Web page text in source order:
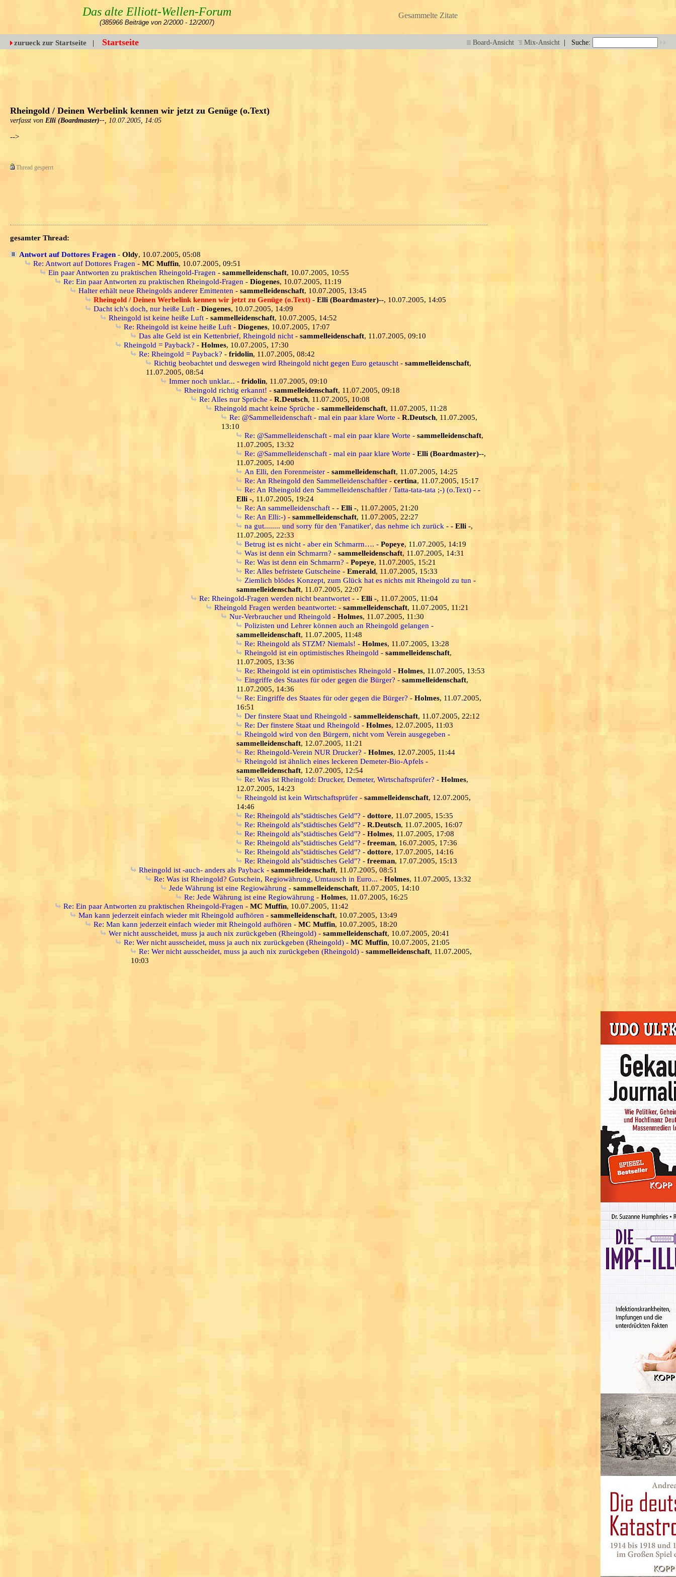
Das alte Elliott-Wellen-Forum
(385966 Beiträge von 2/2000 - 12/2007)
Gesammelte Zitate
zurueck zur Startseite | Startseite Board-Ansicht Mix-Ansicht | Suche:
Rheingold / Deinen Werbelink kennen wir jetzt zu Genüge (o.Text)
verfasst von Elli (Boardmaster)--, 10.07.2005, 14:05
-->
Thread gesperrt
gesamter Thread:
Antwort auf Dottores Fragen - Oldy, 10.07.2005, 05:08
Re: Antwort auf Dottores Fragen - MC Muffin, 10.07.2005, 09:51
Ein paar Antworten zu praktischen Rheingold-Fragen - sammelleidenschaft, 10.07.2005, 10:55
Re: Ein paar Antworten zu praktischen Rheingold-Fragen - Diogenes, 10.07.2005, 11:19
Halter erhält neue Rheingolds anderer Emittenten - sammelleidenschaft, 10.07.2005, 13:45
Rheingold / Deinen Werbelink kennen wir jetzt zu Genüge (o.Text) - Elli (Boardmaster)--, 10.07.2005, 14:05
Dacht ich's doch, nur heiße Luft - Diogenes, 10.07.2005, 14:09
Rheingold ist keine heiße Luft - sammelleidenschaft, 10.07.2005, 14:52
Re: Rheingold ist keine heiße Luft - Diogenes, 10.07.2005, 17:07
Das alte Geld ist ein Kettenbrief, Rheingold nicht - sammelleidenschaft, 11.07.2005, 09:10
Rheingold = Payback? - Holmes, 10.07.2005, 17:30
Re: Rheingold = Payback? - fridolin, 11.07.2005, 08:42
Richtig beobachtet und deswegen wird Rheingold nicht gegen Euro getauscht - sammelleidenschaft,
11.07.2005, 08:54
Immer noch unklar... - fridolin, 11.07.2005, 09:10
Rheingold richtig erkannt! - sammelleidenschaft, 11.07.2005, 09:18
Re: Alles nur Sprüche - R.Deutsch, 11.07.2005, 10:08
Rheingold macht keine Sprüche - sammelleidenschaft, 11.07.2005, 11:28
Re: @Sammelleidenschaft - mal ein paar klare Worte - R.Deutsch, 11.07.2005,
13:10
Re: @Sammelleidenschaft - mal ein paar klare Worte - sammelleidenschaft,
11.07.2005, 13:32
Re: @Sammelleidenschaft - mal ein paar klare Worte - Elli (Boardmaster)--,
11.07.2005, 14:00
An Elli, den Forenmeister - sammelleidenschaft, 11.07.2005, 14:25
Re: An Rheingold den Sammelleidenschaftler - certina, 11.07.2005, 15:17
Re: An Rheingold den Sammelleidenschaftler / Tatta-tata-tata ;-) (o.Text) - -
Elli -, 11.07.2005, 19:24
Re: An sammelleidenschaft - - Elli -, 11.07.2005, 21:20
Re: An Elli:-) - sammelleidenschaft, 11.07.2005, 22:27
na gut........ und sorry für den 'Fanatiker', das nehme ich zurück - - Elli -,
11.07.2005, 22:33
Betrug ist es nicht - aber ein Schmarrn…. - Popeye, 11.07.2005, 14:19
Was ist denn ein Schmarrn? - sammelleidenschaft, 11.07.2005, 14:31
Re: Was ist denn ein Schmarrn? - Popeye, 11.07.2005, 15:21
Re: Alles befristete Gutscheine - Emerald, 11.07.2005, 15:33
Ziemlich blödes Konzept, zum Glück hat es nichts mit Rheingold zu tun -
sammelleidenschaft, 11.07.2005, 22:07
Re: Rheingold-Fragen werden nicht beantwortet - - Elli -, 11.07.2005, 11:04
Rheingold Fragen werden beantwortet: - sammelleidenschaft, 11.07.2005, 11:21
Nur-Verbraucher und Rheingold - Holmes, 11.07.2005, 11:30
Polizisten und Lehrer können auch an Rheingold gelangen -
sammelleidenschaft, 11.07.2005, 11:48
Re: Rheingold als STZM? Niemals! - Holmes, 11.07.2005, 13:28
Rheingold ist ein optimistisches Rheingold - sammelleidenschaft,
11.07.2005, 13:36
Re: Rheingold ist ein optimistisches Rheingold - Holmes, 11.07.2005, 13:53
Eingriffe des Staates für oder gegen die Bürger? - sammelleidenschaft,
11.07.2005, 14:36
Re: Eingriffe des Staates für oder gegen die Bürger? - Holmes, 11.07.2005,
16:51
Der finstere Staat und Rheingold - sammelleidenschaft, 11.07.2005, 22:12
Re: Der finstere Staat und Rheingold - Holmes, 12.07.2005, 11:03
Rheingold wird von den Bürgern, nicht vom Verein ausgegeben -
sammelleidenschaft, 12.07.2005, 11:21
Re: Rheingold-Verein NUR Drucker? - Holmes, 12.07.2005, 11:44
Rheingold ist ähnlich eines leckeren Demeter-Bio-Apfels -
sammelleidenschaft, 12.07.2005, 12:54
Re: Was ist Rheingold: Drucker, Demeter, Wirtschaftsprüfer? - Holmes,
12.07.2005, 14:23
Rheingold ist kein Wirtschaftsprüfer - sammelleidenschaft, 12.07.2005,
14:46
Re: Rheingold als"städtisches Geld"? - dottore, 11.07.2005, 15:35
Re: Rheingold als"städtisches Geld"? - R.Deutsch, 11.07.2005, 16:07
Re: Rheingold als"städtisches Geld"? - Holmes, 11.07.2005, 17:08
Re: Rheingold als"städtisches Geld"? - freeman, 16.07.2005, 17:36
Re: Rheingold als"städtisches Geld"? - dottore, 17.07.2005, 14:16
Re: Rheingold als"städtisches Geld"? - freeman, 17.07.2005, 15:13
Rheingold ist -auch- anders als Payback - sammelleidenschaft, 11.07.2005, 08:51
Re: Was ist Rheingold? Gutschein, Regiowährung, Umtausch in Euro... - Holmes, 11.07.2005, 13:32
Jede Währung ist eine Regiowährung - sammelleidenschaft, 11.07.2005, 14:10
Re: Jede Währung ist eine Regiowährung - Holmes, 11.07.2005, 16:25
Re: Ein paar Antworten zu praktischen Rheingold-Fragen - MC Muffin, 10.07.2005, 11:42
Man kann jederzeit einfach wieder mit Rheingold aufhören - sammelleidenschaft, 10.07.2005, 13:49
Re: Man kann jederzeit einfach wieder mit Rheingold aufhören - MC Muffin, 10.07.2005, 18:20
Wer nicht ausscheidet, muss ja auch nix zurückgeben (Rheingold) - sammelleidenschaft, 10.07.2005, 20:41
Re: Wer nicht ausscheidet, muss ja auch nix zurückgeben (Rheingold) - MC Muffin, 10.07.2005, 21:05
Re: Wer nicht ausscheidet, muss ja auch nix zurückgeben (Rheingold) - sammelleidenschaft, 11.07.2005,
10:03